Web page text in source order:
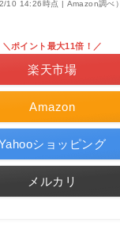
10 14:26時点 | Amazon調べ）
Amazon
＼ポイント最大11倍！／
楽天市場
ショッピング
メルカリ